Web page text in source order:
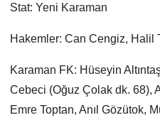
Stat: Yeni Karaman
Hakemler: Can Cengiz, Halil
Karaman FK: Hüseyin
Cebeci (Oğuz Çolak dk. 68),
Emre Toptan, Anıl Gözütok,